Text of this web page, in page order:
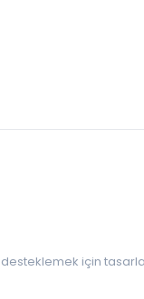
için